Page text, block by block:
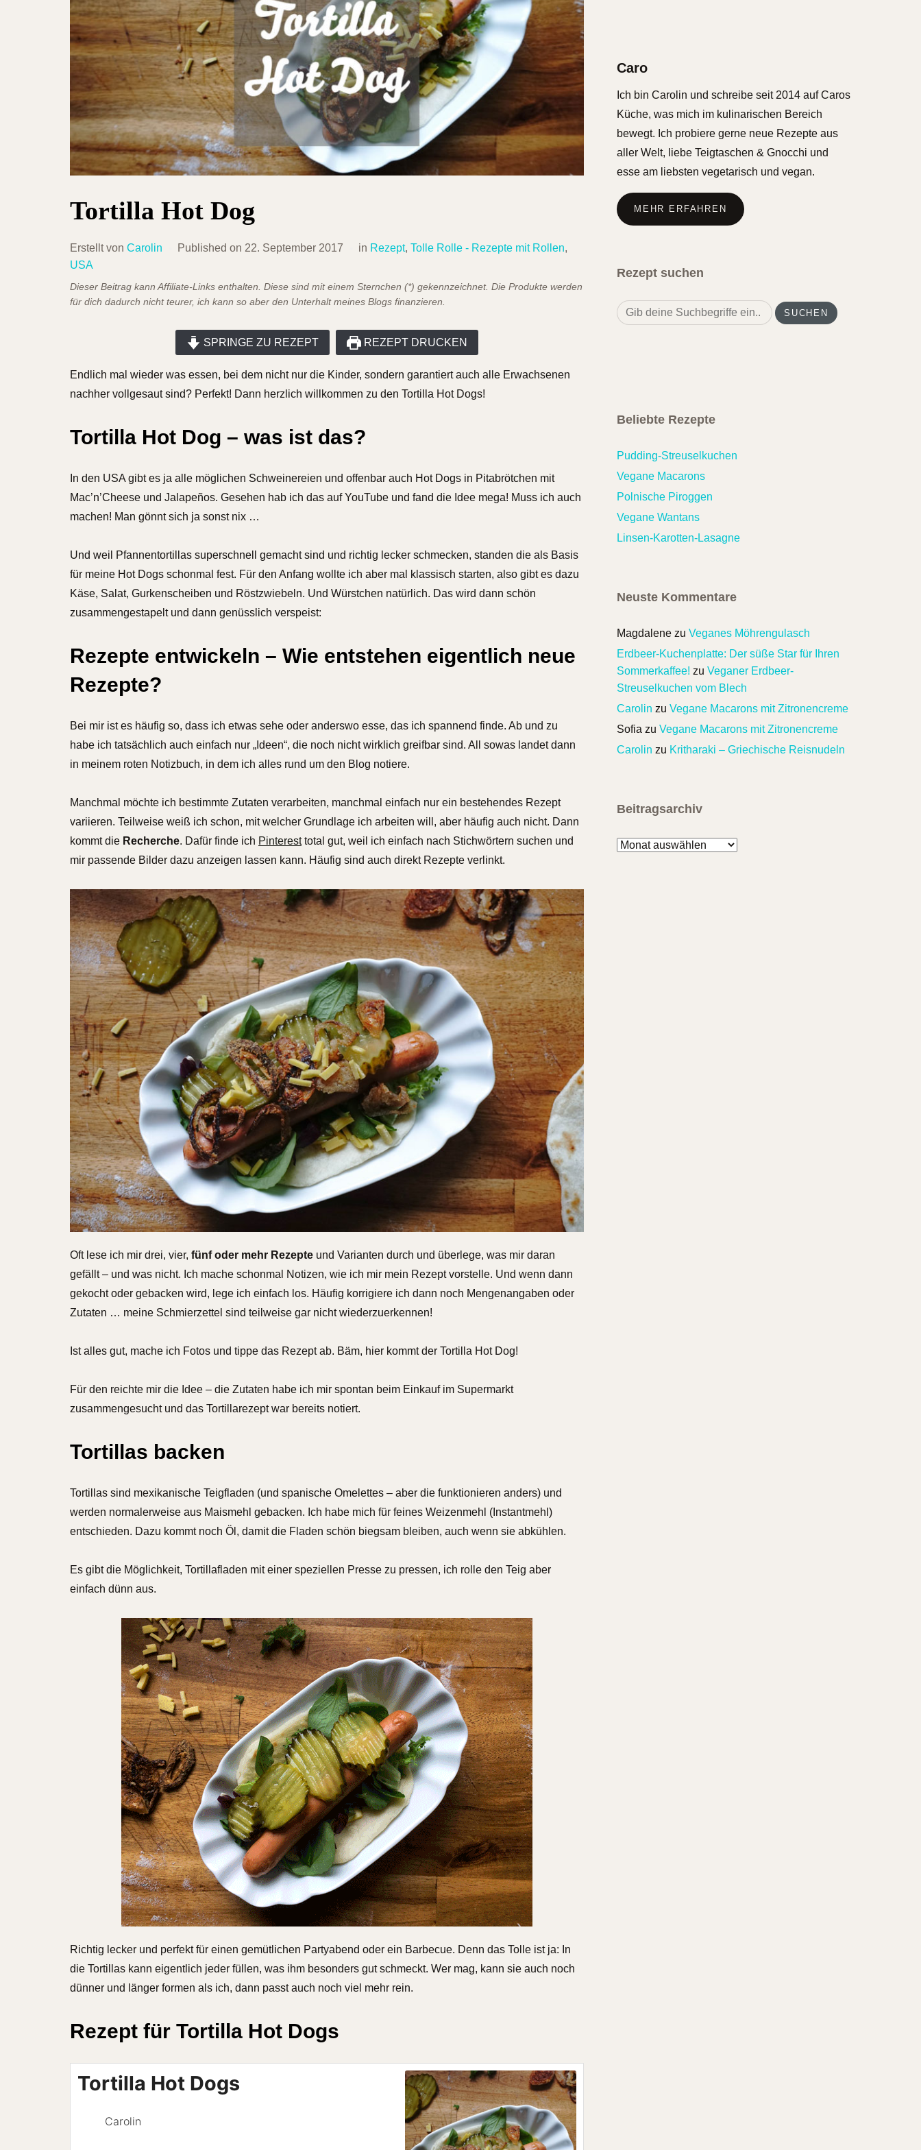
Tortilla Hot Dog
Erstellt von Carolin Published on 22. September 2017 in Rezept, Tolle Rolle - Rezepte mit Rollen,
USA
Dieser Beitrag kann Affiliate-Links enthalten. Diese sind mit einem Sternchen (*) gekennzeichnet. Die Produkte werden
für dich dadurch nicht teurer, ich kann so aber den Unterhalt meines Blogs finanzieren.
SPRINGE ZU REZEPT REZEPT DRUCKEN
Endlich mal wieder was essen, bei dem nicht nur die Kinder, sondern garantiert auch alle Erwachsenen
nachher vollgesaut sind? Perfekt! Dann herzlich willkommen zu den Tortilla Hot Dogs!
Tortilla Hot Dog – was ist das?
In den USA gibt es ja alle möglichen Schweinereien und offenbar auch Hot Dogs in Pitabrötchen mit
Mac’n’Cheese und Jalapeños. Gesehen hab ich das auf YouTube und fand die Idee mega! Muss ich auch
machen! Man gönnt sich ja sonst nix …
Und weil Pfannentortillas superschnell gemacht sind und richtig lecker schmecken, standen die als Basis
für meine Hot Dogs schonmal fest. Für den Anfang wollte ich aber mal klassisch starten, also gibt es dazu
Käse, Salat, Gurkenscheiben und Röstzwiebeln. Und Würstchen natürlich. Das wird dann schön
zusammengestapelt und dann genüsslich verspeist:
Rezepte entwickeln – Wie entstehen eigentlich neue
Rezepte?
Bei mir ist es häufig so, dass ich etwas sehe oder anderswo esse, das ich spannend finde. Ab und zu
habe ich tatsächlich auch einfach nur „Ideen“, die noch nicht wirklich greifbar sind. All sowas landet dann
in meinem roten Notizbuch, in dem ich alles rund um den Blog notiere.
Manchmal möchte ich bestimmte Zutaten verarbeiten, manchmal einfach nur ein bestehendes Rezept
variieren. Teilweise weiß ich schon, mit welcher Grundlage ich arbeiten will, aber häufig auch nicht. Dann
kommt die Recherche. Dafür finde ich Pinteresttotal gut, weil ich einfach nach Stichwörtern suchen und
mir passende Bilder dazu anzeigen lassen kann. Häufig sind auch direkt Rezepte verlinkt.
Oft lese ich mir drei, vier, fünf oder mehr Rezepte und Varianten durch und überlege, was mir daran
gefällt – und was nicht. Ich mache schonmal Notizen, wie ich mir mein Rezept vorstelle. Und wenn dann
gekocht oder gebacken wird, lege ich einfach los. Häufig korrigiere ich dann noch Mengenangaben oder
Zutaten … meine Schmierzettel sind teilweise gar nicht wiederzuerkennen!
Ist alles gut, mache ich Fotos und tippe das Rezept ab. Bäm, hier kommt der Tortilla Hot Dog!
Für den reichte mir die Idee – die Zutaten habe ich mir spontan beim Einkauf im Supermarkt
zusammengesucht und das Tortillarezept war bereits notiert.
Tortillas backen
Tortillas sind mexikanische Teigfladen (und spanische Omelettes – aber die funktionieren anders) und
werden normalerweise aus Maismehl gebacken. Ich habe mich für feines Weizenmehl (Instantmehl)
entschieden. Dazu kommt noch Öl, damit die Fladen schön biegsam bleiben, auch wenn sie abkühlen.
Es gibt die Möglichkeit, Tortillafladen mit einer speziellen Presse zu pressen, ich rolle den Teig aber
einfach dünn aus.
Richtig lecker und perfekt für einen gemütlichen Partyabend oder ein Barbecue. Denn das Tolle ist ja: In
die Tortillas kann eigentlich jeder füllen, was ihm besonders gut schmeckt. Wer mag, kann sie auch noch
dünner und länger formen als ich, dann passt auch noch viel mehr rein.
Rezept für Tortilla Hot Dogs
Tortilla Hot Dogs
Carolin
Caro
Ich bin Carolin und schreibe seit 2014 auf Caros
Küche, was mich im kulinarischen Bereich
bewegt. Ich probiere gerne neue Rezepte aus
aller Welt, liebe Teigtaschen & Gnocchi und
esse am liebsten vegetarisch und vegan.
MEHR ERFAHREN
Rezept suchen
Search
for:
Beliebte Rezepte
Pudding-Streuselkuchen
Vegane Macarons
Polnische Piroggen
Vegane Wantans
Linsen-Karotten-Lasagne
Neuste Kommentare
Magdalene zu Veganes Möhrengulasch
Erdbeer-Kuchenplatte: Der süße Star für Ihren
Sommerkaffee! zu Veganer Erdbeer-
Streuselkuchen vom Blech
Carolin zu Vegane Macarons mit Zitronencreme
Sofia zu Vegane Macarons mit Zitronencreme
Carolin zu Kritharaki – Griechische Reisnudeln
Beitragsarchiv
Beitragsarchiv